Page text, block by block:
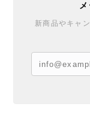
新商品やキャ